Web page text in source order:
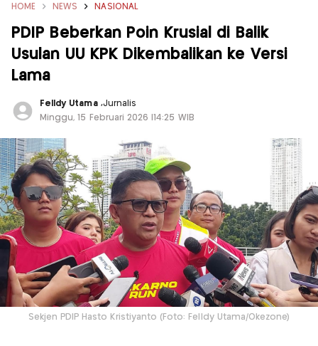
HOME NEWS NASIONAL
PDIP Beberkan Poin Krusial di Balik
Usulan UU KPK Dikembalikan ke Versi
Lama
Felldy Utama ,Jurnalis
Minggu, 15 Februari 2026 |14:25 WIB
Sekjen PDIP Hasto Kristiyanto (Foto: Felldy Utama/Okezone)